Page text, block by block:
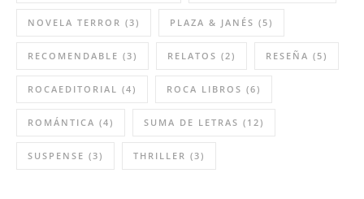
NOVELA TERROR (3) PLAZA & JANÉS (5)
RECOMENDABLE (3) RELATOS (2) RESEÑA (5)
ROCAEDITORIAL (4) ROCA LIBROS (6)
ROMÁNTICA (4) SUMA DE LETRAS (12)
SUSPENSE (3) THRILLER (3)